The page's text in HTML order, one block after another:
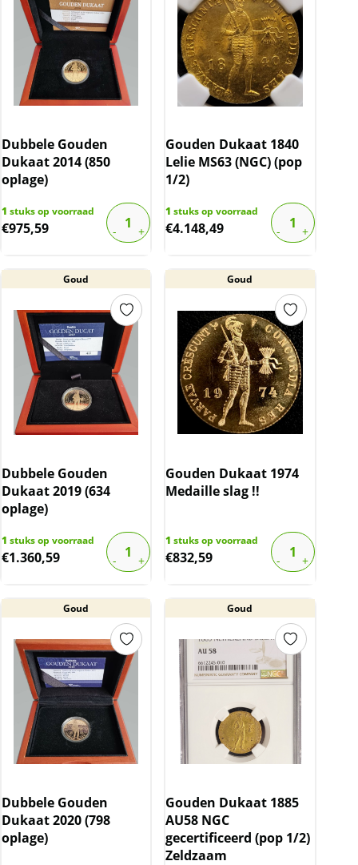
Dubbele Gouden
Dukaat 2014 (850
oplage)
1 stuks op voorraad
€975,59
Gouden Dukaat 1840
Lelie MS63 (NGC) (pop
1/2)
1 stuks op voorraad
€4.148,49
Goud
Dubbele Gouden
Dukaat 2019 (634
oplage)
1 stuks op voorraad
€1.360,59
Goud
Gouden Dukaat 1974
Medaille slag !!
1 stuks op voorraad
€832,59
Goud
Dubbele Gouden
Dukaat 2020 (798
oplage)
Goud
Gouden Dukaat 1885
AU58 NGC
gecertificeerd (pop 1/2)
Zeldzaam